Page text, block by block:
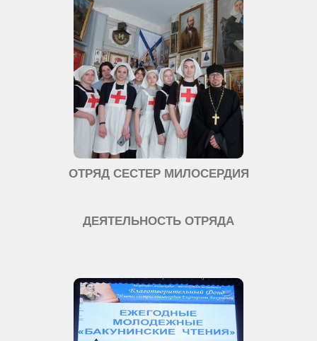
ОТРЯД СЕСТЕР МИЛОСЕРДИЯ
ДЕЯТЕЛЬНОСТЬ ОТРЯДА